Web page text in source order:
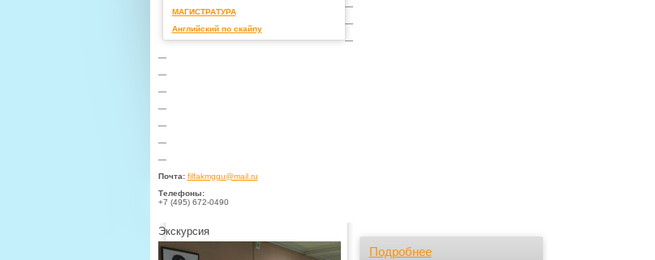
МАГИСТРАТУРА
Английский по скайпу
—
—
—
—
—
—
—
—
—
—
Почта: filfakmggu@mail.ru
Телефоны:
+7 (495) 672-0490
Экскурсия
Подробнее